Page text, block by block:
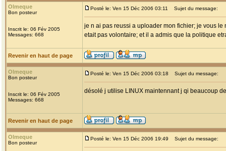
Olmeque
Bon posteur
Inscrit le: 06 Fév 2005
Messages: 668
Posté le: Ven 15 Déc 2006 03:11 Sujet du message:
je n ai pas reussi a uploader mon fichier; je vous
etait pas volontaire; et il a admis que la politique
Revenir en haut de page
Olmeque
Bon posteur
Inscrit le: 06 Fév 2005
Messages: 668
Posté le: Ven 15 Déc 2006 03:18 Sujet du message:
désolé j utilise LINUX maintennant j qi beaucoup
Revenir en haut de page
Olmeque
Bon posteur
Posté le: Ven 15 Déc 2006 19:49 Sujet du message: